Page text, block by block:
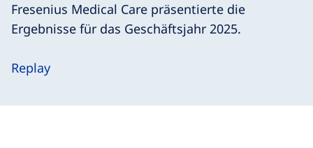
Fresenius Medical Care präsentierte die
Ergebnisse für das Geschäftsjahr 2025.
Replay